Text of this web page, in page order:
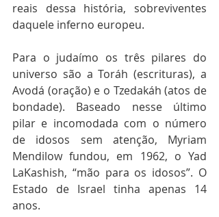
reais dessa história, sobreviventes
daquele inferno europeu.
Para o judaímo os três pilares do
universo são a Toráh (escrituras), a
Avodá (oração) e o Tzedakáh (atos de
bondade). Baseado nesse último
pilar e incomodada com o número
de idosos sem atenção, Myriam
Mendilow fundou, em 1962, o Yad
LaKashish, “mão para os idosos”. O
Estado de Israel tinha apenas 14
anos.